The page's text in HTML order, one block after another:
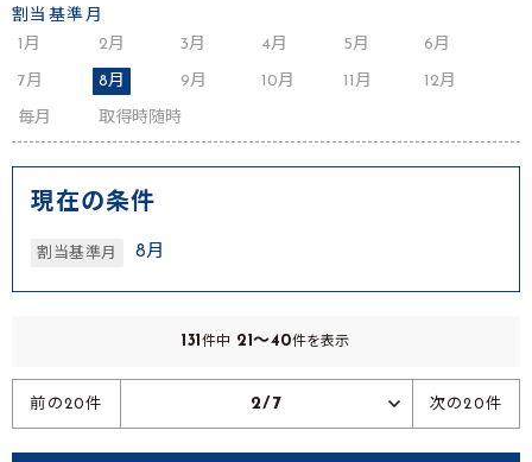
割当基準月
1月
2月 3月 4月 5月 6月
7月 8月 9月 10月 11月 12月
毎月 取得時随時
現在の条件
割当基準月 8月
131 件中 21～40件を表示
前の20件 2/7 次の20件